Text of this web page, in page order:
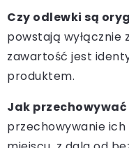
Czy odlewki są
powstają wyłącznie
zawartość jest
produktem.
Jak
przechowywanie ich